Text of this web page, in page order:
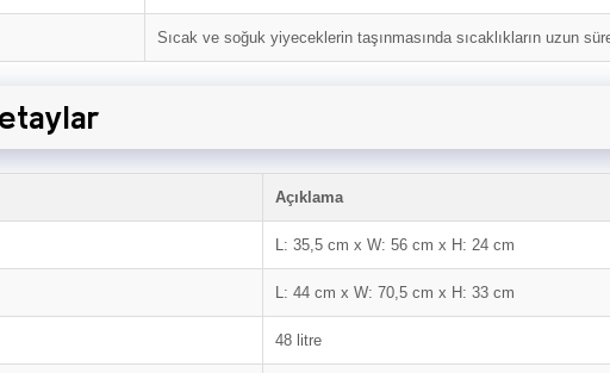
Sıcak ve soğuk yiyeceklerin taşınmasında sıcaklıkların uzun
Açıklama
L: 35,5 cm x W: 56 cm x H: 24 cm
L: 44 cm x W: 70,5 cm x H: 33 cm
48 litre